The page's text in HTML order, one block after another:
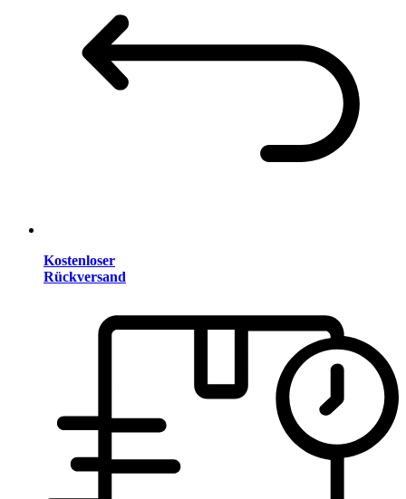
Kostenloser
Rückversand